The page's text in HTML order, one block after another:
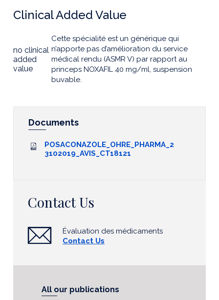
Clinical Added Value
no clinical
added
value
Cette spécialité est un générique qui
n’apporte pas d’amélioration du service
médical rendu (ASMR V) par rapport au
princeps NOXAFIL 40 mg/ml, suspension
buvable.
Documents
POSACONAZOLE_OHRE_PHARMA_2
3102019_AVIS_CT18121
Contact Us
Évaluation des médicaments
Contact Us
All our publications